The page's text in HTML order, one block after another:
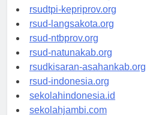
rsud-sulbarprov.org
rsudtpi-kepriprov.org
rsud-langsakota.org
rsud-ntbprov.org
rsud-natunakab.org
rsudkisaran-asahankab.org
rsud-indonesia.org
sekolahindonesia.id